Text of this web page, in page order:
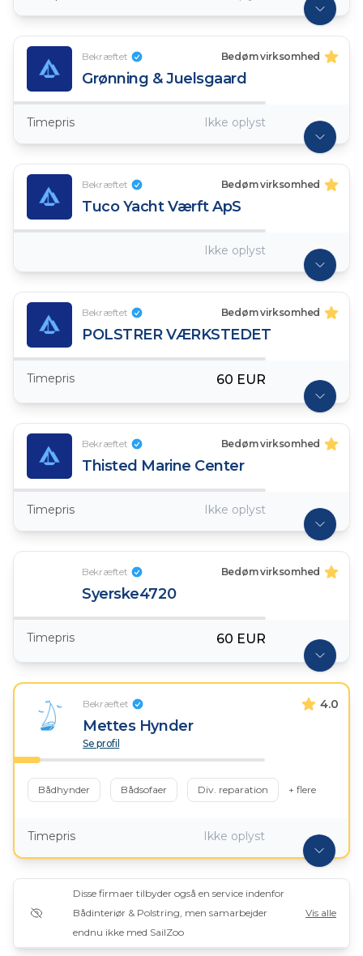
Bekræftet Bedøm virksomhed
Grønning & Juelsgaard
Timepris Ikke oplyst
Bekræftet Bedøm virksomhed
Tuco Yacht Værft ApS
Ikke oplyst
Bekræftet Bedøm virksomhed
POLSTRER VÆRKSTEDET
Timepris 60 EUR
Bekræftet Bedøm virksomhed
Thisted Marine Center
Timepris Ikke oplyst
Bekræftet Bedøm virksomhed
Syerske4720
Timepris 60 EUR
Bekræftet 4.0
Mettes Hynder
Se profil
Bådhynder Bådsofaer Div. reparation + flere
Timepris Ikke oplyst
Disse firmaer tilbyder også en service indenfor
Bådinteriør & Polstring, men samarbejder
endnu ikke med SailZoo
Vis alle